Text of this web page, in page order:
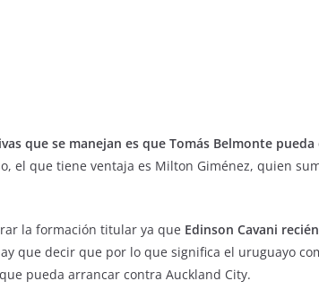
que se manejan es que Tomás Belmonte
el que tiene ventaja es Milton Giménez, quien
la formación titular ya que Edinson Cavani
que decir que por lo que significa el uruguayo
pueda arrancar contra Auckland City.